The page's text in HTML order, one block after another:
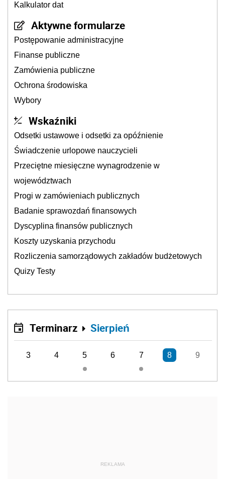
Kalkulator dat
Aktywne formularze
Postępowanie administracyjne
Finanse publiczne
Zamówienia publiczne
Ochrona środowiska
Wybory
Wskaźniki
Odsetki ustawowe i odsetki za opóźnienie
Świadczenie urlopowe nauczycieli
Przeciętne miesięczne wynagrodzenie w
województwach
Progi w zamówieniach publicznych
Badanie sprawozdań finansowych
Dyscyplina finansów publicznych
Koszty uzyskania przychodu
Rozliczenia samorządowych zakładów budżetowych
Quizy Testy
Terminarz Sierpień
3 4 5 6 7 8 9
REKLAMA